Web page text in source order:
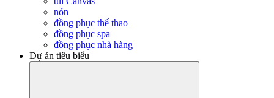
nón
đồng phục thể thao
đồng phục spa
đồng phục nhà hàng
Dự án tiêu biểu